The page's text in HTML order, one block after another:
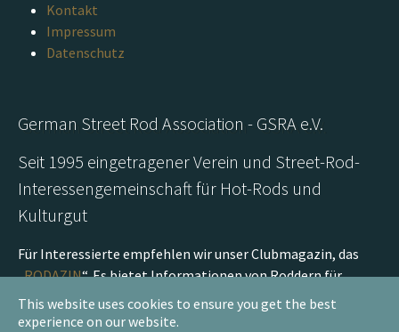
This website uses cookies to ensure you get the best
experience on our website.
Kontakt
Impressum
Datenschutz
German Street Rod Association - GSRA e.V.
Seit 1995 eingetragener Verein und Street-Rod-
Interessengemeinschaft für Hot-Rods und
Kulturgut
Für Interessierte empfehlen wir unser Clubmagazin, das
„RODAZIN“. Es bietet Informationen von Roddern für
Rodder und bringt interessante Beiträge über Rod-
Meetings, Rod-Aufbauprojekte aus den Schrauberhallen